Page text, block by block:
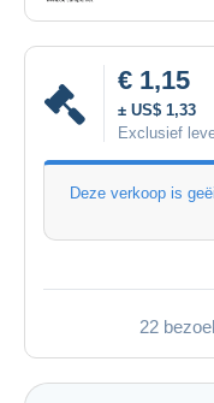
€ 1,15
± US$ 1,33
Exclusief
Deze verkoop is
22